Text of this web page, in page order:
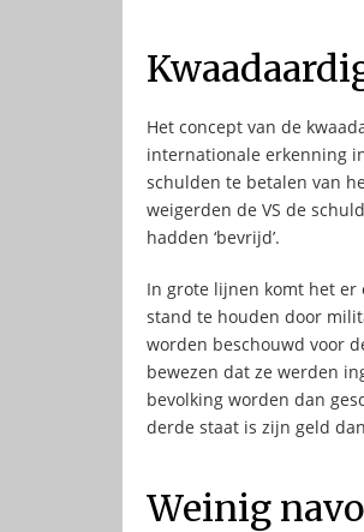
Het concept van de
internationale erkenning
schulden te betalen van
weigerden de VS de
hadden ‘bevrijd’.
In grote lijnen komt het er
stand te houden door
worden beschouwd voor
bewezen dat ze werden
bevolking worden dan
derde staat is zijn geld
Weinig